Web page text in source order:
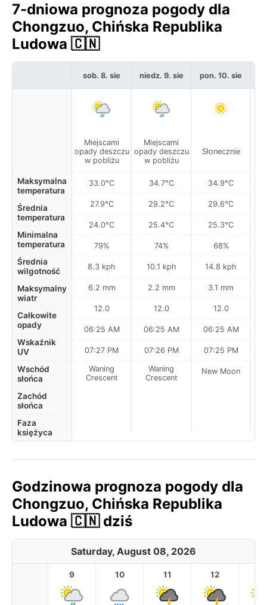
7-dniowa prognoza pogody dla
Chongzuo, Chińska Republika
Ludowa 🇨🇳
Maksymalna
temperatura
Średnia
temperatura
Minimalna
temperatura
Średnia
wilgotność
Maksymalny
wiatr
Całkowite
opady
Wskaźnik
UV
Wschód
słońca
Zachód
słońca
Faza
księżyca
sob. 8. sie
Miejscami
opady deszczu
w pobliżu
33.0°C
27.9°C
24.0°C
79%
8.3 kph
6.2 mm
12.0
06:25 AM
07:27 PM
Waning
Crescent
niedz. 9. sie
Miejscami
opady deszczu
w pobliżu
34.7°C
29.2°C
25.4°C
74%
10.1 kph
2.2 mm
12.0
06:25 AM
07:26 PM
Waning
Crescent
pon. 10. sie
Słonecznie
34.9°C
29.6°C
25.3°C
68%
14.8 kph
3.1 mm
12.0
06:25 AM
07:25 PM
New Moon
Godzinowa prognoza pogody dla
Chongzuo, Chińska Republika
Ludowa 🇨🇳 dziś
Saturday, August 08, 2026
9 10 11 12